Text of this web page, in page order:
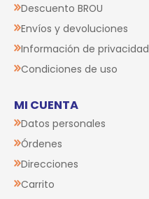
Descuento BROU
Envíos y devoluciones
Información de privacidad
Condiciones de uso
MI CUENTA
Datos personales
Órdenes
Direcciones
Carrito